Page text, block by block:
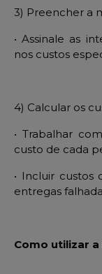
3) Preencher a
• Assinale as
nos custos
4) Calcular os
• Trabalhar
custo de cada
• Incluir custos
entregas
Como utilizar a